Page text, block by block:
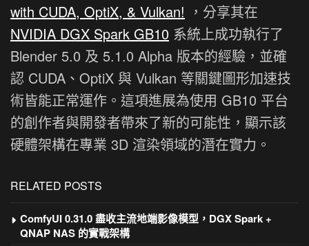
with CUDA, OptiX, & Vulkan! ，分享其在
NVIDIA DGX Spark GB10 系統上成功執行了
Blender 5.0 及 5.1.0 Alpha 版本的經驗，並確
認 CUDA、OptiX 與 Vulkan 等關鍵圖形加速技
術皆能正常運作。這項進展為使用 GB10 平台
的創作者與開發者帶來了新的可能性，顯示該
硬體架構在專業 3D 渲染領域的潛在實力。
RELATED POSTS
ComfyUI 0.31.0 盡收主流地端影像模型，DGX Spark +
QNAP NAS 的實戰架構